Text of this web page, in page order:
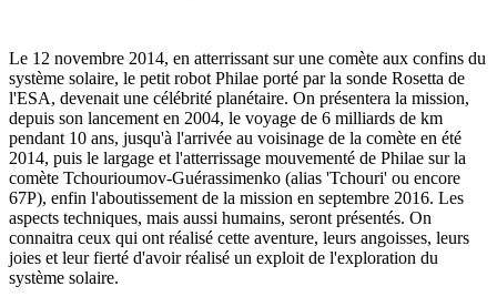
Le 12 novembre 2014, en atterrissant sur une comète aux confins du
système solaire, le petit robot Philae porté par la sonde Rosetta de
l'ESA, devenait une célébrité planétaire. On présentera la mission,
depuis son lancement en 2004, le voyage de 6 milliards de km
pendant 10 ans, jusqu'à l'arrivée au voisinage de la comète en été
2014, puis le largage et l'atterrissage mouvementé de Philae sur la
comète Tchourioumov-Guérassimenko (alias 'Tchouri' ou encore
67P), enfin l'aboutissement de la mission en septembre 2016. Les
aspects techniques, mais aussi humains, seront présentés. On
connaitra ceux qui ont réalisé cette aventure, leurs angoisses, leurs
joies et leur fierté d'avoir réalisé un exploit de l'exploration du
système solaire.